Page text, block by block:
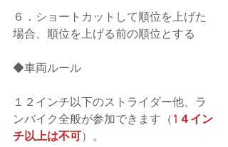
６．ショートカットして順位を上げた
場合、順位を上げる前の順位とする
◆車両ルール
１２インチ以下のストライダー他、ラ
ンバイク全般が参加できます（ 1４イン
チ以上は不可 ）。